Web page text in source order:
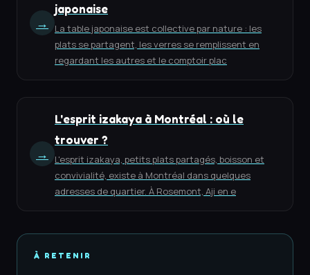
→
japonaise
La table japonaise est collective par nature : les
plats se partagent, les verres se remplissent en
regardant les autres et le comptoir plac
→
L'esprit izakaya à Montréal : où le
trouver ?
L'esprit izakaya, petits plats partagés, boisson et
convivialité, existe à Montréal dans quelques
adresses de quartier. À Rosemont, Aji en e
À RETENIR